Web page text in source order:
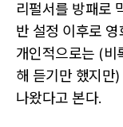
리펄서를 방패로
반 설정 이후로
개인적으로는 (비
해 듣기만 했지만
나왔다고 본다.